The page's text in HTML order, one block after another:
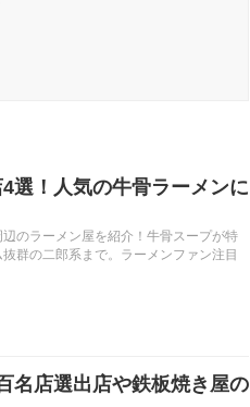
選！人気の牛骨ラーメンに
のラーメン屋を紹介！牛骨スープが特
群の二郎系まで。ラーメンファン注目
名店選出店や鉄板焼き屋の